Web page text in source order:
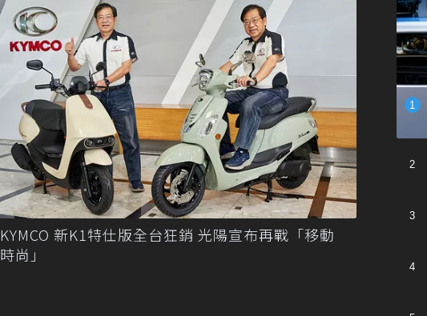
KYMCO 新K1特仕版全台狂銷 光陽宣布再戰「移動
時尚」